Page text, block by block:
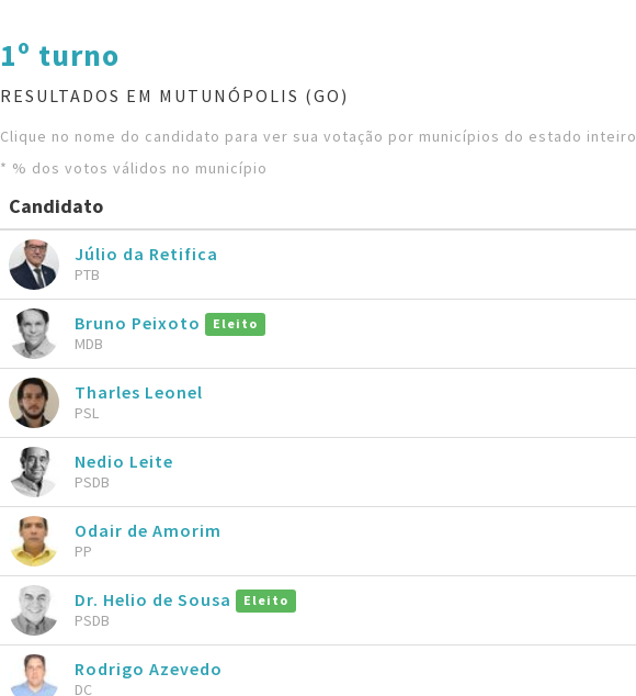
1º turno
RESULTADOS EM MUTUNÓPOLIS (GO)
Clique no nome do candidato para ver sua votação por municípios do estado inteiro
* % dos votos válidos no município
Candidato
Júlio da Retifica
PTB
Bruno Peixoto Eleito
MDB
Tharles Leonel
PSL
Nedio Leite
PSDB
Odair de Amorim
PP
Dr. Helio de Sousa Eleito
PSDB
Rodrigo Azevedo
DC